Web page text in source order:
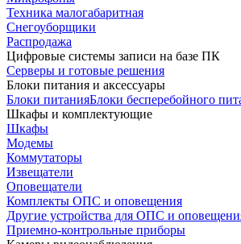
Техника малогабаритная
Снегоуборщики
Распродажа
Цифровые системы записи на базе ПК
Серверы и готовые решения
Блоки питания и аксессуары
Блоки питанияБлоки бесперебойного
Шкафы и комплектующие
Шкафы
Модемы
Коммутаторы
Извещатели
Оповещатели
Комплекты ОПС и оповещения
Другие устройства для ОПС и
Приемно-контрольные приборы